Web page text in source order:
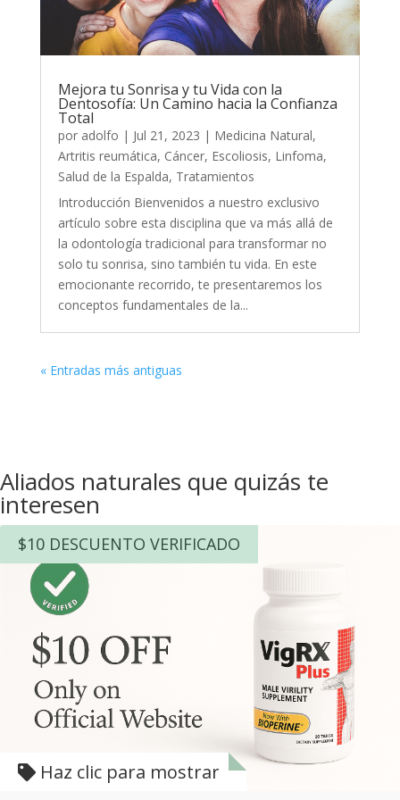
Mejora tu Sonrisa y tu Vida con la
Dentosofía: Un Camino hacia la Confianza
Total
por adolfo | Jul 21, 2023 | Medicina Natural,
Artritis reumática, Cáncer, Escoliosis, Linfoma,
Salud de la Espalda, Tratamientos
Introducción Bienvenidos a nuestro exclusivo
artículo sobre esta disciplina que va más allá de
la odontología tradicional para transformar no
solo tu sonrisa, sino también tu vida. En este
emocionante recorrido, te presentaremos los
conceptos fundamentales de la...
« Entradas más antiguas
Aliados naturales que quizás te
interesen
$10 DESCUENTO VERIFICADO
Haz clic para mostrar